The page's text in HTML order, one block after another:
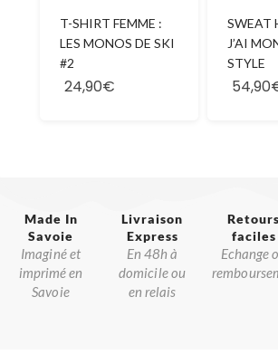
T-SHIRT FEMME :
LES MONOS DE SKI
#2
24,90€
SWEAT
J’AI
STYLE
Made In
Savoie​
Imaginé et
imprimé en
Savoie
Livraison
Express
En 48h à
domicile ou
en relais
Retours
faciles
Echange